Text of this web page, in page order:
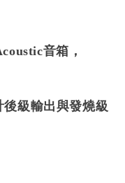
音箱，
級輸出與發燒級